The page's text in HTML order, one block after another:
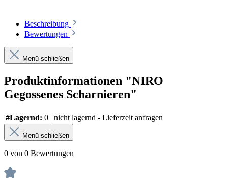
Beschreibung
Bewertungen
Menü schließen
Produktinformationen "NIRO
Gegossenes Scharnieren"
#Lagernd: 0 | nicht lagernd - Lieferzeit anfragen
Menü schließen
0 von 0 Bewertungen